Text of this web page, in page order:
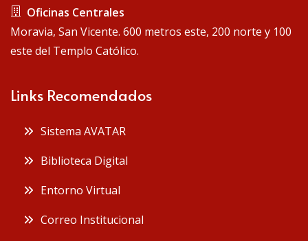
Oficinas Centrales
Moravia, San Vicente. 600 metros este, 200 norte y 100
este del Templo Católico.
Links Recomendados
Sistema AVATAR
Biblioteca Digital
Entorno Virtual
Correo Institucional